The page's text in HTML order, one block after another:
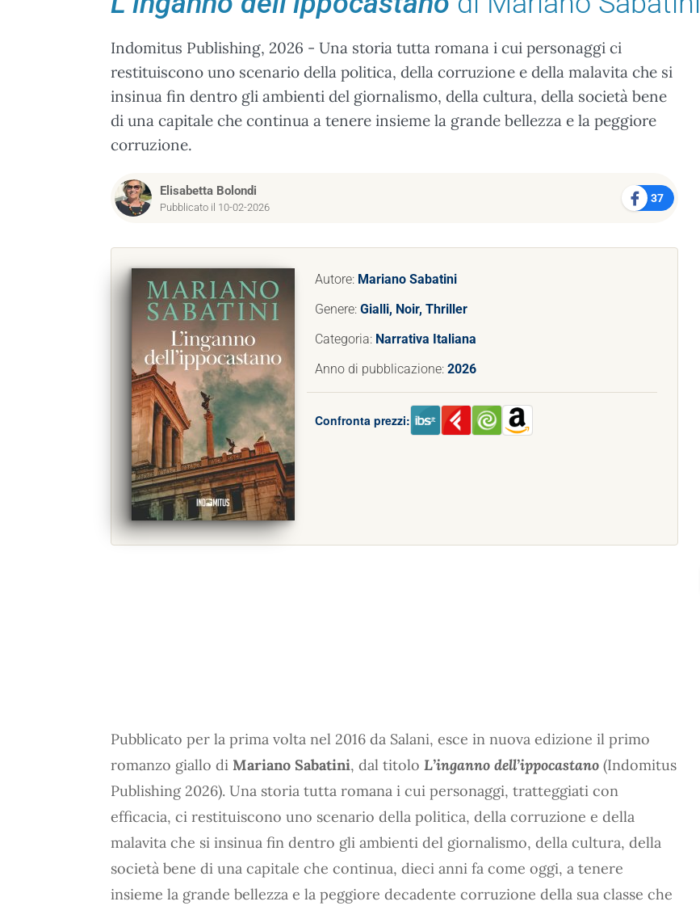
Indomitus Publishing, 2026 - Una storia tutta romana i cui personaggi ci
restituiscono uno scenario della politica, della corruzione e della malavita che si
insinua fin dentro gli ambienti del giornalismo, della cultura, della società bene
di una capitale che continua a tenere insieme la grande bellezza e la peggiore
corruzione.
Elisabetta Bolondi
Pubblicato il 10-02-2026
37
Autore: Mariano Sabatini
Genere: Gialli, Noir, Thriller
Categoria: Narrativa Italiana
Anno di pubblicazione: 2026
Confronta prezzi:
Pubblicato per la prima volta nel 2016 da Salani, esce in nuova edizione il primo
romanzo giallo di Mariano Sabatini, dal titolo L’inganno dell’ippocastano (Indomitus
Publishing 2026). Una storia tutta romana i cui personaggi, tratteggiati con
efficacia, ci restituiscono uno scenario della politica, della corruzione e della
malavita che si insinua fin dentro gli ambienti del giornalismo, della cultura, della
società bene di una capitale che continua, dieci anni fa come oggi, a tenere
insieme la grande bellezza e la peggiore decadente corruzione della sua classe che